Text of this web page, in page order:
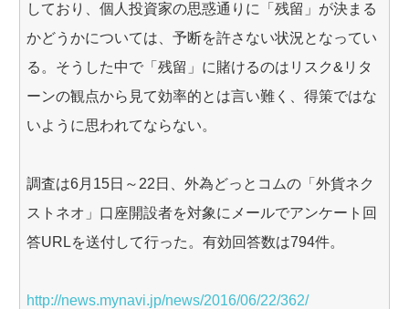
しており、個人投資家の思惑通りに「残留」が決まる
かどうかについては、予断を許さない状況となってい
る。そうした中で「残留」に賭けるのはリスク&リタ
ーンの観点から見て効率的とは言い難く、得策ではな
いように思われてならない。
調査は6月15日～22日、外為どっとコムの「外貨ネク
ストネオ」口座開設者を対象にメールでアンケート回
答URLを送付して行った。有効回答数は794件。
http://news.mynavi.jp/news/2016/06/22/362/